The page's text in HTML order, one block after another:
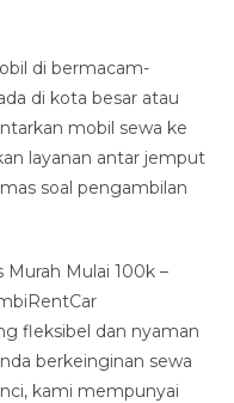
di bermacam-
di kota besar atau
mobil sewa ke
layanan antar jemput
soal pengambilan
Murah Mulai 100k –
fleksibel dan nyaman
berkeinginan sewa
kami mempunyai